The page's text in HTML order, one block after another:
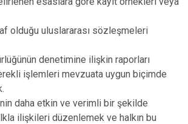
olduğu uluslararası sözleşmeleri
denetimine ilişkin raporları
işlemleri mevzuata uygun biçimde
daha etkin ve verimli bir şekilde
ilişkileri düzenlemek ve halkın bu